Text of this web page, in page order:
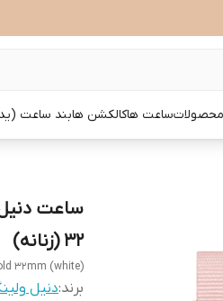
ساعت هاکالکشن هابند ساعت
32 (زنانه)
32mm (white)
برند:دنیل